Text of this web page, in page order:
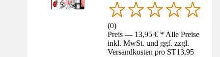
(0)
Preis — 13,95 € * Alle Preise
inkl. MwSt. und ggf. zzgl.
Versandkosten pro ST13,95